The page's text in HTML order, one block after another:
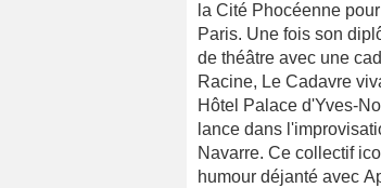
la Cité Phocéenne
Paris. Une fois son
de théâtre avec une
Racine, Le Cadavre
Hôtel Palace d'Yves-
lance dans
Navarre. Ce collectif
humour déjanté avec